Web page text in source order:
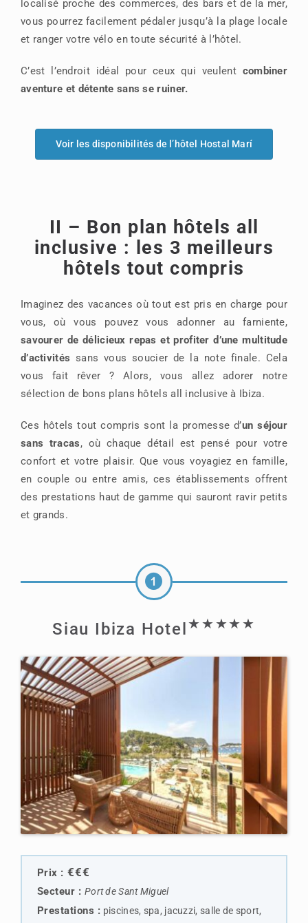
localisé proche des commerces, des bars et de la mer,
vous pourrez facilement pédaler jusqu’à la plage locale
et ranger votre vélo en toute sécurité à l’hôtel.
C’est l’endroit idéal pour ceux qui veulent combiner
aventure et détente sans se ruiner.
Voir les disponibilités de l’hôtel Hostal Marí
II – Bon plan hôtels all
inclusive : les 3 meilleurs
hôtels tout compris
Imaginez des vacances où tout est pris en charge pour
vous, où vous pouvez vous adonner au farniente,
savourer de délicieux repas et profiter d’une multitude
d’activités sans vous soucier de la note finale. Cela
vous fait rêver ? Alors, vous allez adorer notre
sélection de bons plans hôtels all inclusive à Ibiza.
Ces hôtels tout compris sont la promesse d’un séjour
sans tracas, où chaque détail est pensé pour votre
confort et votre plaisir. Que vous voyagiez en famille,
en couple ou entre amis, ces établissements offrent
des prestations haut de gamme qui sauront ravir petits
et grands.
Siau Ibiza Hotel ★★★★★
Prix : €€€
Secteur : Port de Sant Miguel
Prestations : piscines, spa, jacuzzi, salle de sport,